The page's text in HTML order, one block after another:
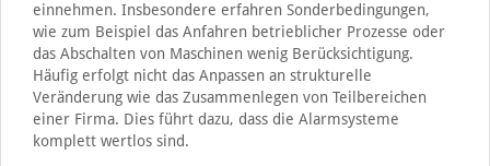
einnehmen. Insbesondere erfahren Sonderbedingungen,
wie zum Beispiel das Anfahren betrieblicher Prozesse oder
das Abschalten von Maschinen wenig Berücksichtigung.
Häufig erfolgt nicht das Anpassen an strukturelle
Veränderung wie das Zusammenlegen von Teilbereichen
einer Firma. Dies führt dazu, dass die Alarmsysteme
komplett wertlos sind.